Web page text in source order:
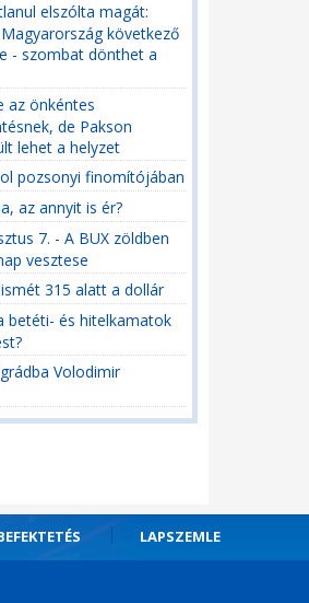
elszólta magát:
következő
- szombat dönthet a
az önkéntes
de Pakson
lehet a helyzet
pozsonyi finomítójában
az annyit is ér?
7. - A BUX zöldben
vesztese
315 alatt a dollár
betéti- és hitelkamatok
Volodimir
LAPSZEMLE